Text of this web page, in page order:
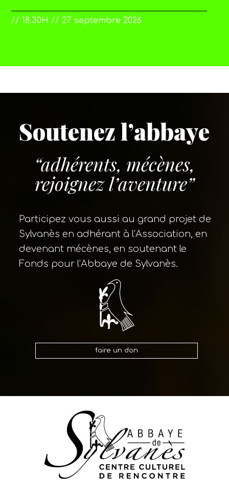
// 18.30H // 27 septembre 2026
// 21.30H // 18 juillet 2026
Soutenez l’abbaye
“adhérents, mécènes,
rejoignez l’aventure”
Participez vous aussi au grand projet de
Sylvanès en adhérant à l’Association, en
devenant mécènes, en soutenant le
Fonds pour l’Abbaye de Sylvanès.
faire un don